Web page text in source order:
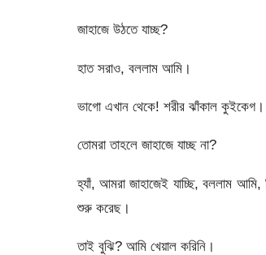
জাহাজে উঠতে যাচ্ছ?
হাত সরাও, বললাম আমি।
ভাগো এখান থেকে! শরীর ঝাঁকাল কুইকেগ।
তোমরা তাহলে জাহাজে যাচ্ছ না?
হ্যাঁ, আমরা জাহাজেই যাচ্ছি, বললাম
শুরু করেছ।
তাই বুঝি? আমি খেয়াল করিনি।